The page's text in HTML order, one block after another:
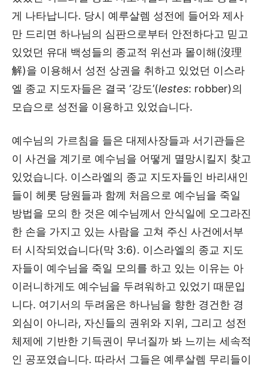
게 나타납니다. 당시 예루살렘 성전에 들어와 제사
만 드리면 하나님의 심판으로부터 안전하다고 믿고
있었던 유대 백성들의 종교적 위선과 몰이해(沒理
解)을 이용해서 성전 상권을 취하고 있었던 이스라
엘 종교 지도자들은 결국 ‘강도’(lestes: robber)의
모습으로 성전을 이용하고 있었습니다.
예수님의 가르침을 들은 대제사장들과 서기관들은
이 사건을 계기로 예수님을 어떻게 멸망시킬지 찾고
있었습니다. 이스라엘의 종교 지도자들인 바리새인
들이 헤롯 당원들과 함께 처음으로 예수님을 죽일
방법을 모의 한 것은 예수님께서 안식일에 오그라진
한 손을 가지고 있는 사람을 고쳐 주신 사건에서부
터 시작되었습니다(막 3:6). 이스라엘의 종교 지도
자들이 예수님을 죽일 모의를 하고 있는 이유는 아
이러니하게도 예수님을 두려워하고 있었기 때문입
니다. 여기서의 두려움은 하나님을 향한 경건한 경
외심이 아니라, 자신들의 권위와 지위, 그리고 성전
체제에 기반한 기득권이 무너질까 봐 느끼는 세속적
인 공포였습니다. 따라서 그들은 예루살렘 무리들이